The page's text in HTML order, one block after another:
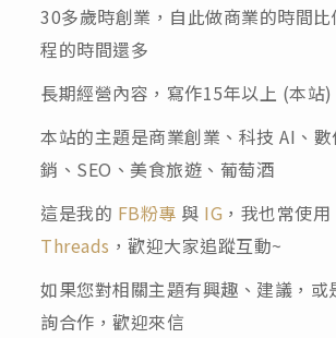
30多歲時創業，自此做商業的時間比
程的時間還多
長期經營內容，寫作15年以上 (本站)
本站的主題是商業創業、科技 AI、
銷、SEO、美食旅遊、葡萄酒
這是我的 FB粉專 與 IG ，我也常使用
Threads ，歡迎大家追蹤互動~
如果您對相關主題有興趣、建議，或
詢合作，歡迎來信